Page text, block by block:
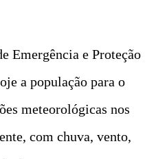
Emergência e Proteção
a população para o
meteorológicas nos
com chuva, vento,